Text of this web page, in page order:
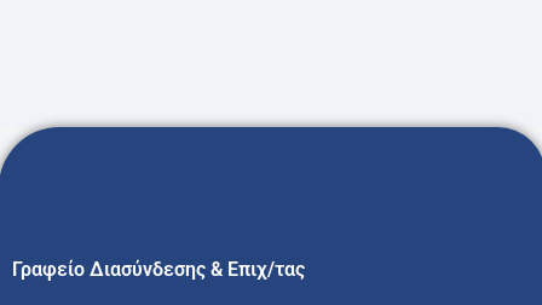
Γραφείο Διασύνδεσης & Επιχ/τας